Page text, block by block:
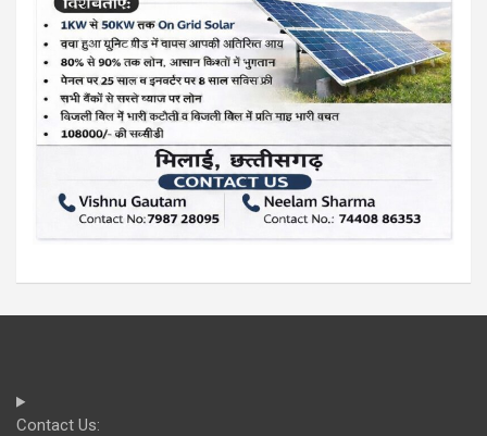
Contact Us: